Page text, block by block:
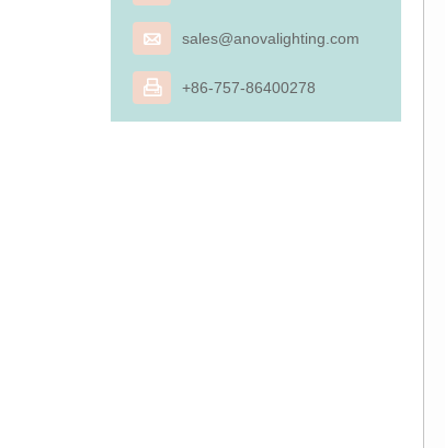
 sales@anovalighting.com
 +86-757-86400278